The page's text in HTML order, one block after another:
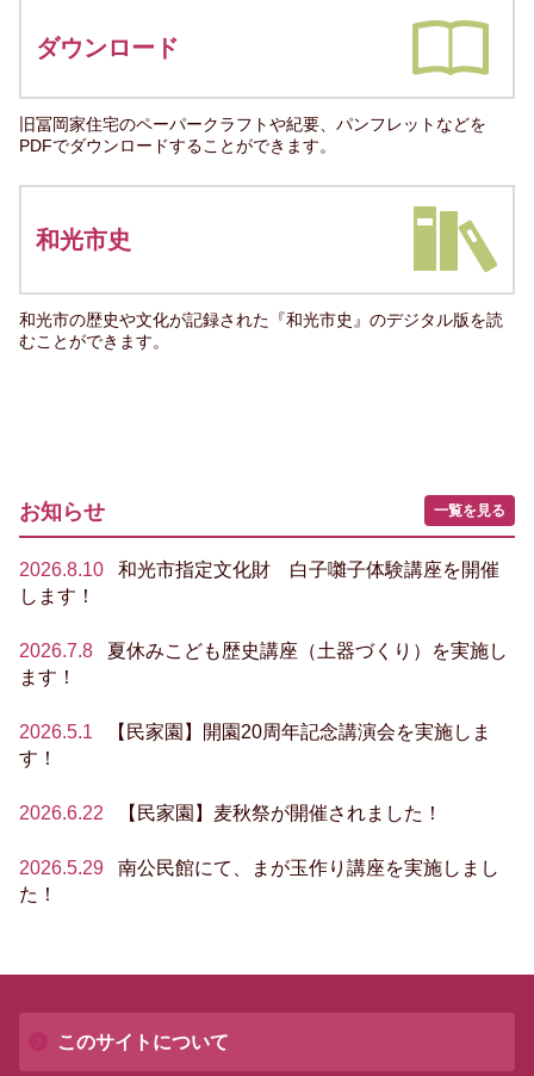
ダウンロード
旧冨岡家住宅のペーパークラフトや紀要、パンフレットなどを
PDFでダウンロードすることができます。
和光市史
和光市の歴史や文化が記録された『和光市史』のデジタル版を読
むことができます。
お知らせ 一覧を見る
2026.8.10
和光市指定文化財 白子囃子体験講座を開催
します！
2026.7.8
夏休みこども歴史講座（土器づくり）を実施し
ます！
2026.5.1
【民家園】開園20周年記念講演会を実施しま
す！
2026.6.22 【民家園】麦秋祭が開催されました！
2026.5.29
南公民館にて、まが玉作り講座を実施しまし
た！
このサイトについて